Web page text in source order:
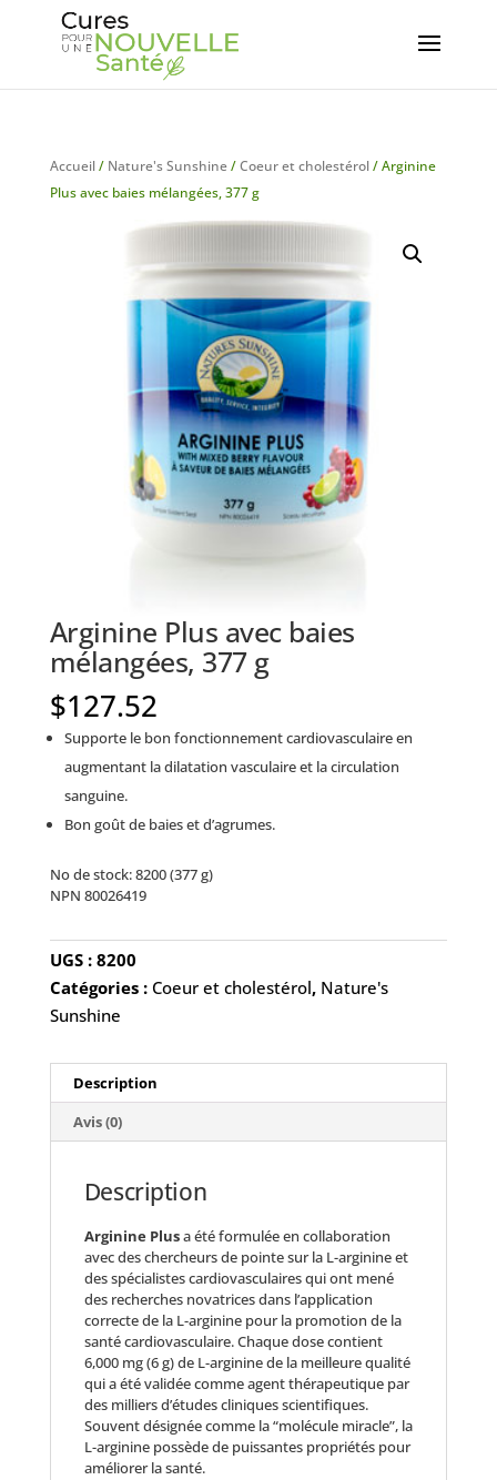
Accueil/ Nature's Sunshine/Coeur et cholestérol/ Arginine
Plus avec baies mélangées, 377 g
Arginine Plus avec baies
mélangées, 377 g
$127.52
Supporte le bon fonctionnement cardiovasculaire en
augmentant la dilatation vasculaire et la circulation
sanguine.
Bon goût de baies et d’agrumes.
No de stock: 8200 (377 g)
NPN 80026419
UGS :8200
Catégories : Coeur et cholestérol, Nature's
Sunshine
Description
Avis (0)
Description
Arginine Plusa été formulée en collaboration
avec des chercheurs de pointe sur la L-arginine et
des spécialistes cardiovasculaires qui ont mené
des recherches novatrices dans l’application
correcte de la L-arginine pour la promotion de la
santé cardiovasculaire. Chaque dose contient
6,000 mg (6 g) de L-arginine de la meilleure qualité
qui a été validée comme agent thérapeutique par
des milliers d’études cliniques scientifiques.
Souvent désignée comme la “molécule miracle”, la
L-arginine possède de puissantes propriétés pour
améliorer la santé.